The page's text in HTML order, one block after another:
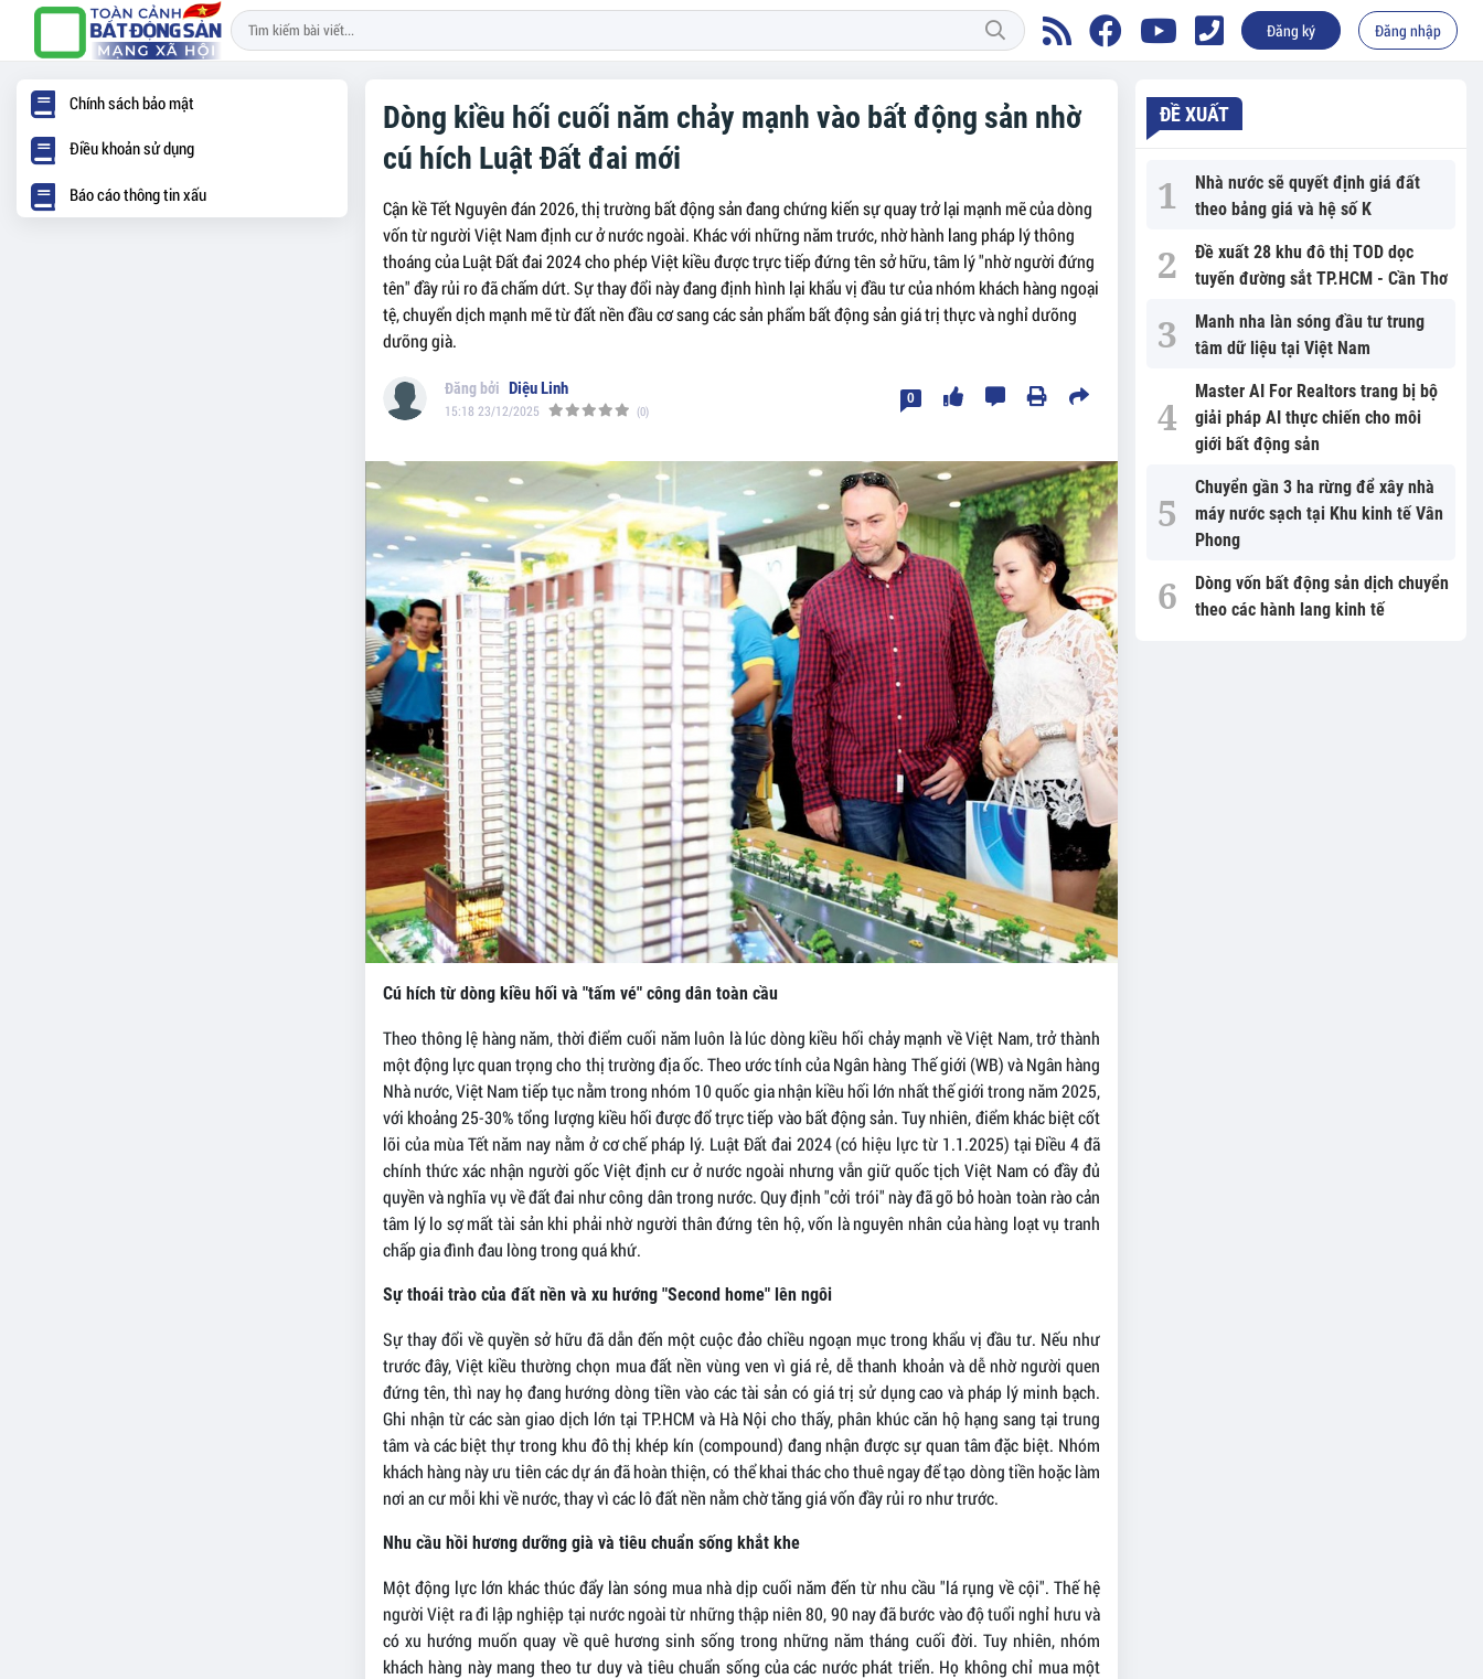
Đăng ký Đăng nhập
Dòng kiều hối cuối năm chảy mạnh vào bất động sản nhờ
cú hích Luật Đất đai mới
Cận kề Tết Nguyên đán 2026, thị trường bất động sản đang chứng kiến sự quay trở lại mạnh mẽ của dòng
vốn từ người Việt Nam định cư ở nước ngoài. Khác với những năm trước, nhờ hành lang pháp lý thông
thoáng của Luật Đất đai 2024 cho phép Việt kiều được trực tiếp đứng tên sở hữu, tâm lý "nhờ người đứng
tên" đầy rủi ro đã chấm dứt. Sự thay đổi này đang định hình lại khẩu vị đầu tư của nhóm khách hàng ngoại
tệ, chuyển dịch mạnh mẽ từ đất nền đầu cơ sang các sản phẩm bất động sản giá trị thực và nghỉ dưỡng
dưỡng già.
Diệu Linh
15:18 23/12/2025 (0)
0
Cú hích từ dòng kiều hối và "tấm vé" công dân toàn cầu
Theo thông lệ hàng năm, thời điểm cuối năm luôn là lúc dòng kiều hối chảy mạnh về Việt Nam, trở thành
một động lực quan trọng cho thị trường địa ốc. Theo ước tính của Ngân hàng Thế giới (WB) và Ngân hàng
Nhà nước, Việt Nam tiếp tục nằm trong nhóm 10 quốc gia nhận kiều hối lớn nhất thế giới trong năm 2025,
với khoảng 25-30% tổng lượng kiều hối được đổ trực tiếp vào bất động sản. Tuy nhiên, điểm khác biệt cốt
lõi của mùa Tết năm nay nằm ở cơ chế pháp lý. Luật Đất đai 2024 (có hiệu lực từ 1.1.2025) tại Điều 4 đã
chính thức xác nhận người gốc Việt định cư ở nước ngoài nhưng vẫn giữ quốc tịch Việt Nam có đầy đủ
quyền và nghĩa vụ về đất đai như công dân trong nước. Quy định "cởi trói" này đã gỡ bỏ hoàn toàn rào cản
tâm lý lo sợ mất tài sản khi phải nhờ người thân đứng tên hộ, vốn là nguyên nhân của hàng loạt vụ tranh
chấp gia đình đau lòng trong quá khứ.
Sự thoái trào của đất nền và xu hướng "Second home" lên ngôi
Sự thay đổi về quyền sở hữu đã dẫn đến một cuộc đảo chiều ngoạn mục trong khẩu vị đầu tư. Nếu như
trước đây, Việt kiều thường chọn mua đất nền vùng ven vì giá rẻ, dễ thanh khoản và dễ nhờ người quen
đứng tên, thì nay họ đang hướng dòng tiền vào các tài sản có giá trị sử dụng cao và pháp lý minh bạch.
Ghi nhận từ các sàn giao dịch lớn tại TP.HCM và Hà Nội cho thấy, phân khúc căn hộ hạng sang tại trung
tâm và các biệt thự trong khu đô thị khép kín (compound) đang nhận được sự quan tâm đặc biệt. Nhóm
khách hàng này ưu tiên các dự án đã hoàn thiện, có thể khai thác cho thuê ngay để tạo dòng tiền hoặc làm
nơi an cư mỗi khi về nước, thay vì các lô đất nền nằm chờ tăng giá vốn đầy rủi ro như trước.
Nhu cầu hồi hương dưỡng già và tiêu chuẩn sống khắt khe
Một động lực lớn khác thúc đẩy làn sóng mua nhà dịp cuối năm đến từ nhu cầu "lá rụng về cội". Thế hệ
người Việt ra đi lập nghiệp tại nước ngoài từ những thập niên 80, 90 nay đã bước vào độ tuổi nghỉ hưu và
có xu hướng muốn quay về quê hương sinh sống trong những năm tháng cuối đời. Tuy nhiên, nhóm
khách hàng này mang theo tư duy và tiêu chuẩn sống của các nước phát triển. Họ không chỉ mua một
Chính sách bảo mật
Điều khoản sử dụng
Báo cáo thông tin xấu
ĐỀ XUẤT
Nhà nước sẽ quyết định giá đất
theo bảng giá và hệ số K
Đề xuất 28 khu đô thị TOD dọc
tuyến đường sắt TP.HCM - Cần Thơ
Manh nha làn sóng đầu tư trung
tâm dữ liệu tại Việt Nam
Master AI For Realtors trang bị bộ
giải pháp AI thực chiến cho môi
giới bất động sản
Chuyển gần 3 ha rừng để xây nhà
máy nước sạch tại Khu kinh tế Vân
Phong
Dòng vốn bất động sản dịch chuyển
theo các hành lang kinh tế